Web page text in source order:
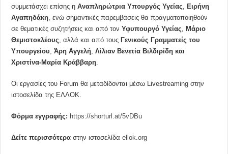
συμμετάσχει επίσης ηΑναπληρώτρια Υπουργός Υγείας ,Ειρήνη
Αγαπηδάκη , ενώ σημαντικές παρεμβάσεις θα πραγματοποιηθούν
σε θεματικές συζητήσεις και από τονΥφυπουργό Υγείας ,Μάριο
Θεμιστοκλέους , αλλά και από τουςΓενικούς Γραμματείς του
Υπουργείου ,Άρη Αγγελή ,Λίλιαν Βενετία Βιλδιρίδη και
Χριστίνα-Μαρία Κράββαρη
Οι εργασίες του Forum θα μεταδίδονται μέσω Livestreaming στην
ιστοσελίδα της ΕΛΛΟΚ.
Φόρμα εγγραφής: https://shorturl.at/5vDBu
Δείτε περισσότερα στην ιστοσελίδαellok.org